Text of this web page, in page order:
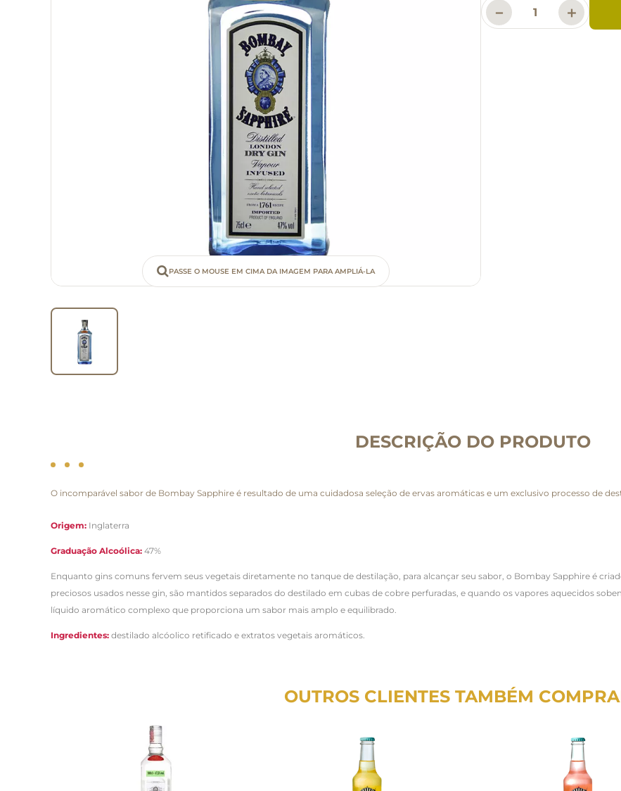
PASSE O MOUSE EM CIMA DA IMAGEM PARA AMPLIÁ-LA
＋
－
DESCRIÇÃO DO PRODUTO
O incomparável sabor de Bombay Sapphire é resultado de uma cuidadosa seleção de ervas aromáticas e um exclusivo processo de
Origem: Inglaterra
Graduação Alcoólica: 47%
Enquanto gins comuns fervem seus vegetais diretamente no tanque de destilação, para alcançar seu sabor, o Bombay Sapphire é
preciosos usados nesse gin, são mantidos separados do destilado em cubas de cobre perfuradas, e quando os vapores aquecidos
líquido aromático complexo que proporciona um sabor mais amplo e equilibrado.
Ingredientes: destilado alcóolico retificado e extratos vegetais aromáticos.
OUTROS CLIENTES TAMBÉM